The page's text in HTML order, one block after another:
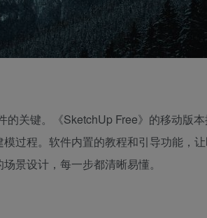
关键。《SketchUp Free》的移动版
过程。软件内置的教程和引导功能，
景设计，每一步都清晰易懂。